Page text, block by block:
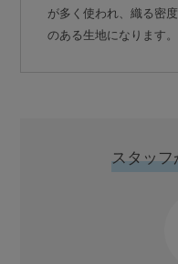
が多く使われ、織る密
のある生地になります。
スタッフ